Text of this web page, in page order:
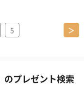
5 ＞
のプレゼント検索